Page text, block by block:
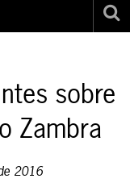
sobre
Zambra
2016